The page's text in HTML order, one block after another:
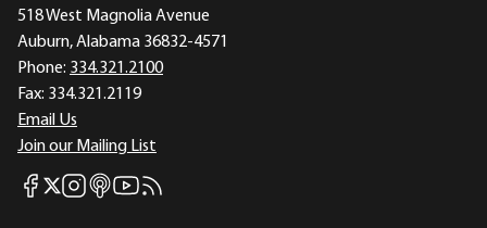
518 West Magnolia Avenue
Auburn, Alabama 36832-4571
Phone: 334.321.2100
Fax: 334.321.2119
Email Us
Join our Mailing List
Mises Facebook
Mises X
Mises Instagram
Mises itunes
Mises Youtube
Mises RSS feed